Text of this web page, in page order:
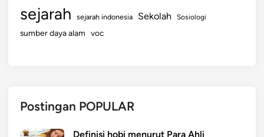
sejarah sejarah indonesia Sekolah Sosiologi
sumber daya alam voc
Postingan POPULAR
Definisi hobi menurut Para Ahli